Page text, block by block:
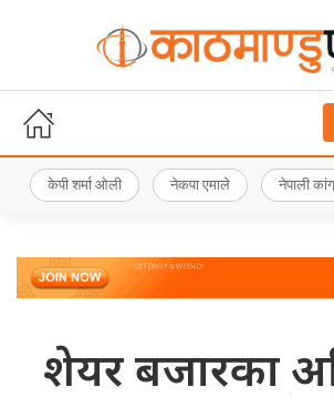
केपी शर्मा ओली नेकपा एमाले नेपाली
शेयर बजारका